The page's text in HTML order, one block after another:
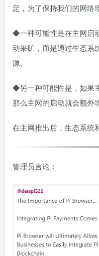
定，为了保持我们的网络
◆一种可能性是在主网启
动采矿，而是通过生态系
源。
◆另一种可能性是，如果
那么主网的启动就会额外
在主网推出后，生态系统
管理员言论：